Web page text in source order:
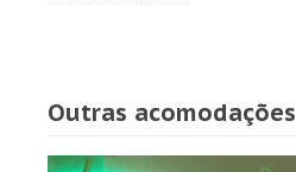
Outras acomodações